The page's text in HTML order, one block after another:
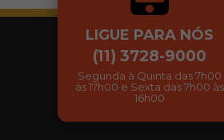
LIGUE PARA NÓS
(11) 3728-9000
Segunda à Quinta das 7h00
às 17h00 e Sexta das 7h00 às
16h00